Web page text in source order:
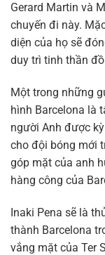
Gerard Martin và
chuyến đi này.
diện của họ sẽ
duy trì tinh thần
Một trong những
hình Barcelona là
người Anh được
cho đội bóng mới
góp mặt của anh
hàng công của
Inaki Pena sẽ là
thành Barcelona
vắng mặt của Ter